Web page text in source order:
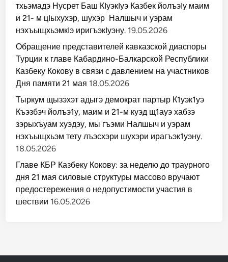
тхьэмадэ Нусрет Баш КIуэкIуэ Казбек йолъэIу маим
и 21- м цIыхухэр, шухэр Налшыч и уэрам
нэхъыщхьэмкIэ иригъэкIуэну. 19.05.2026
Обращение представителей кавказской диаспоры
Турции к главе Кабардино-Балкарской Республики
Казбеку Кокову в связи с давлением на участников
Дня памяти 21 мая 18.05.2026
Тыркум щызэхэт адыгэ демократ партыр К1уэк1уэ
Къэзбэч йолъэ1у, маим и 21-м куэд щ1ауэ хабзэ
зэрыхъуам хуэдэу, мы гъэми Налшыч и уэрам
нэхъыщхьэм тету лъэсхэри шухэри ирагъэк1уэну.
18.05.2026
Главе КБР Казбеку Кокову: за неделю до траурного
дня 21 мая силовые структуры массово вручают
предостережения о недопустимости участия в
шествии 16.05.2026